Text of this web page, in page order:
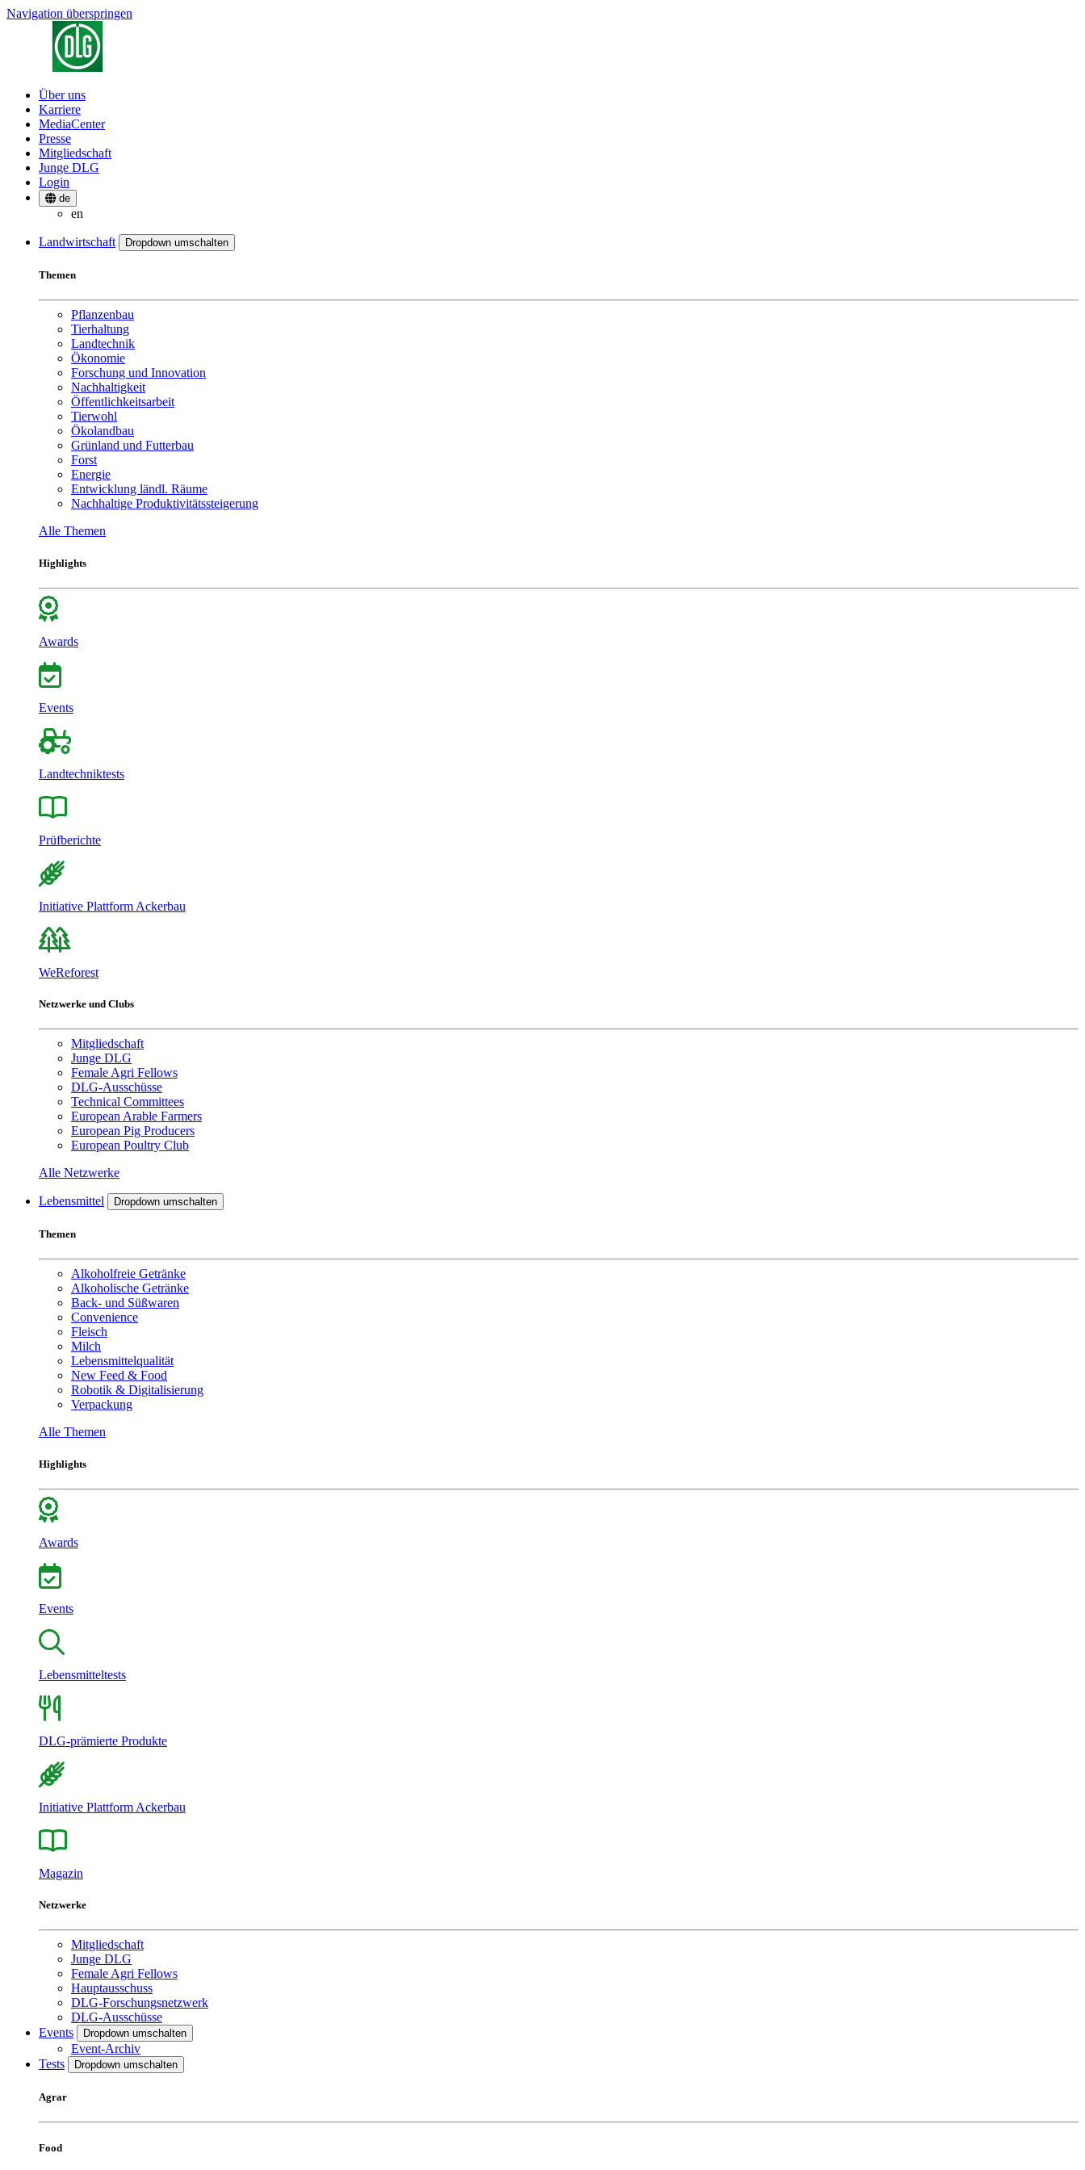
Navigation überspringen
Über uns
Karriere
MediaCenter
Presse
Mitgliedschaft
Junge DLG
Login
de
en
Landwirtschaft Dropdown umschalten
Themen
Pflanzenbau
Tierhaltung
Landtechnik
Ökonomie
Forschung und Innovation
Nachhaltigkeit
Öffentlichkeitsarbeit
Tierwohl
Ökolandbau
Grünland und Futterbau
Forst
Energie
Entwicklung ländl. Räume
Nachhaltige Produktivitätssteigerung
Alle Themen
Highlights
Awards
Events
Landtechniktests
Prüfberichte
Initiative Plattform Ackerbau
WeReforest
Netzwerke und Clubs
Mitgliedschaft
Junge DLG
Female Agri Fellows
DLG-Ausschüsse
Technical Committees
European Arable Farmers
European Pig Producers
European Poultry Club
Alle Netzwerke
Lebensmittel Dropdown umschalten
Themen
Alkoholfreie Getränke
Alkoholische Getränke
Back- und Süßwaren
Convenience
Fleisch
Milch
Lebensmittelqualität
New Feed & Food
Robotik & Digitalisierung
Verpackung
Alle Themen
Highlights
Awards
Events
Lebensmitteltests
DLG-prämierte Produkte
Initiative Plattform Ackerbau
Magazin
Netzwerke
Mitgliedschaft
Junge DLG
Female Agri Fellows
Hauptausschuss
DLG-Forschungsnetzwerk
DLG-Ausschüsse
Events
Dropdown umschalten
Event-Archiv
Tests
Dropdown umschalten
Agrar
Food